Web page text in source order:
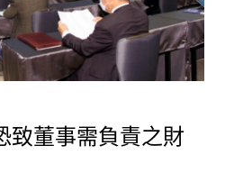
致董事需負責之財